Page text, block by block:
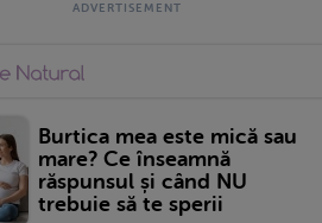
Burtica mea este mică sau
mare? Ce înseamnă
răspunsul și când NU
trebuie să te sperii